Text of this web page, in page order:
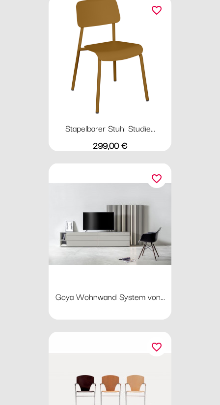
Stapelbarer Stuhl Studie...
Preis
299,00 €
favorite_border
Goya Wohnwand System von...
favorite_border
favorite_border